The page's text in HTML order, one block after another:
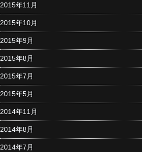
2015年11月
2015年10月
2015年9月
2015年8月
2015年7月
2015年5月
2014年11月
2014年8月
2014年7月